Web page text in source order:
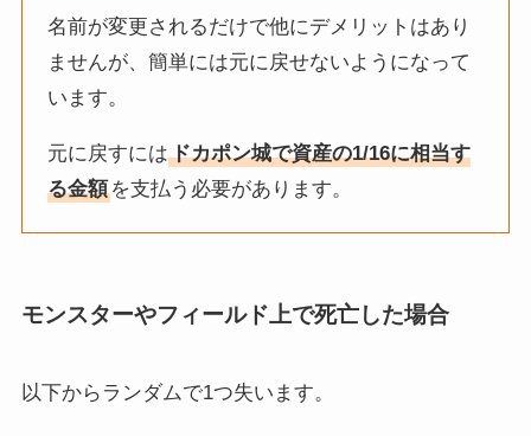
名前が変更されるだけで他にデメリットはあり
ませんが、簡単には元に戻せないようになって
います。
元に戻すにはドカポン城で資産の1/16に相当す
る金額 を支払う必要があります。
モンスターやフィールド上で死亡した場合
以下からランダムで1つ失います。